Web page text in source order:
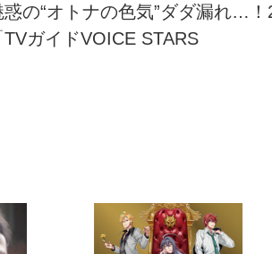
の“オトナの色気”ダダ漏れ…！
ガイドVOICE STARS